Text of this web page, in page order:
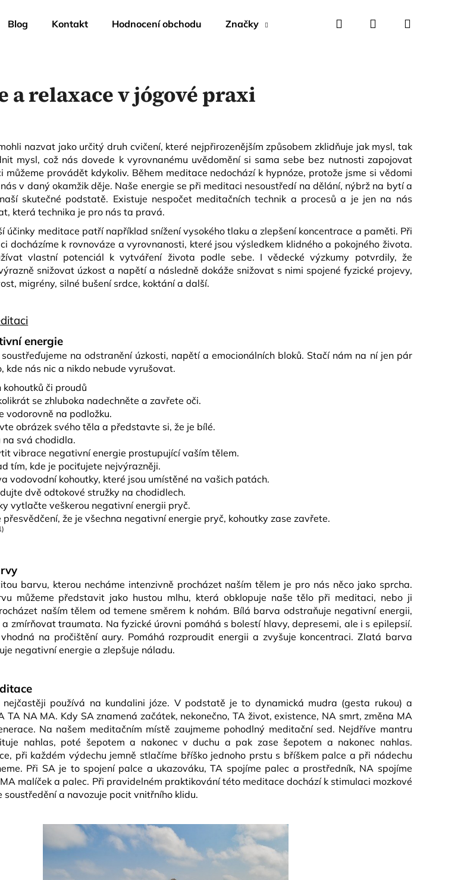
Blog Kontakt Hodnocení obchodu Značky Hledat PřihlášeníNákupní
a relaxace v jógové praxi
nazvat jako určitý druh cvičení, které nejpřirozenějším způsobem zklidňuje jak mysl, tak
mysl, což nás dovede k vyrovnanému uvědomění si sama sebe bez nutnosti zapojovat
můžeme provádět kdykoliv. Během meditace nedochází k hypnóze, protože jsme si vědomi
v daný okamžik děje. Naše energie se při meditaci nesoustředí na dělání, nýbrž na bytí a
skutečné podstatě. Existuje nespočet meditačních technik a procesů a je jen na nás
která technika je pro nás ta pravá.
účinky meditace patří například snížení vysokého tlaku a zlepšení koncentrace a paměti. Při
docházíme k rovnováze a vyrovnanosti, které jsou výsledkem klidného a pokojného života.
vlastní potenciál k vytváření života podle sebe. I vědecké výzkumy potvrdily, že
snižovat úzkost a napětí a následně dokáže snižovat s nimi spojené fyzické projevy,
migrény, silné bušení srdce, koktání a další.
energie
na odstranění úzkosti, napětí a emocionálních bloků. Stačí nám na ní jen pár
kde nás nic a nikdo nebude vyrušovat.
kohoutků či proudů
se zhluboka nadechněte a zavřete oči.
vodorovně na podložku.
obrázek svého těla a představte si, že je bílé.
na svá chodidla.
vibrace negativní energie prostupující vaším tělem.
tím, kde je pociťujete nejvýrazněji.
vodovodní kohoutky, které jsou umístěné na vašich patách.
dvě odtokové stružky na chodidlech.
vytlačte veškerou negativní energii pryč.
přesvědčení, že je všechna negativní energie pryč, kohoutky zase zavřete.
barvu, kterou necháme intenzivně procházet naším tělem je pro nás něco jako sprcha.
můžeme představit jako hustou mlhu, která obklopuje naše tělo při meditaci, nebo ji
naším tělem od temene směrem k nohám. Bílá barva odstraňuje negativní energii,
zmírňovat traumata. Na fyzické úrovni pomáhá s bolestí hlavy, depresemi, ale i s epilepsií.
na pročištění aury. Pomáhá rozproudit energii a zvyšuje koncentraci. Zlatá barva
negativní energie a zlepšuje náladu.
používá na kundalini józe. V podstatě je to dynamická mudra (gesta rukou) a
TA NA MA. Kdy SA znamená začátek, nekonečno, TA život, existence, NA smrt, změna MA
Na našem meditačním místě zaujmeme pohodlný meditační sed. Nejdříve mantru
nahlas, poté šepotem a nakonec v duchu a pak zase šepotem a nakonec nahlas.
při každém výdechu jemně stlačíme bříško jednoho prstu s bříškem palce a při nádechu
Při SA je to spojení palce a ukazováku, TA spojíme palec a prostředník, NA spojíme
malíček a palec. Při pravidelném praktikování této meditace dochází k stimulaci mozkové
soustředění a navozuje pocit vnitřního klidu.